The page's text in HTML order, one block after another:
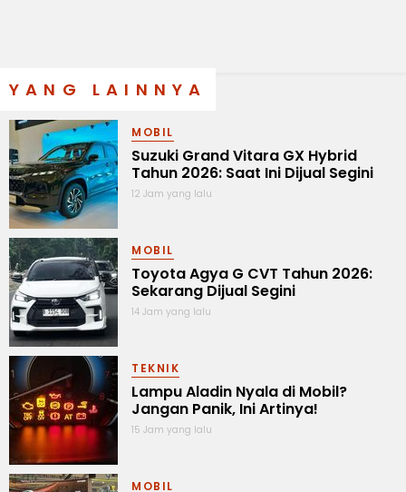
YANG LAINNYA
MOBIL
Suzuki Grand Vitara GX Hybrid
Tahun 2026: Saat Ini Dijual Segini
12 Jam yang lalu
MOBIL
Toyota Agya G CVT Tahun 2026:
Sekarang Dijual Segini
14 Jam yang lalu
TEKNIK
Lampu Aladin Nyala di Mobil?
Jangan Panik, Ini Artinya!
15 Jam yang lalu
MOBIL